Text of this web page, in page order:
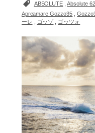
ABSOLUTE ,Absolute
Apreamare Gozzo35 ,
ーレ
ゴッゾ ゴッツォ